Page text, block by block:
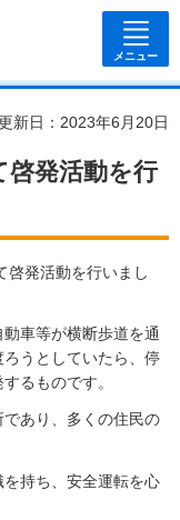
メニュー
新日：2023年6月20日
啓発活動を行
啓発活動を行いまし
車等が横断歩道を通
うとしていたら、停
るものです。
あり、多くの住民の
持ち、安全運転を心